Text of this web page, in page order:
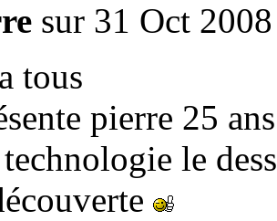
sur 31 Oct
tous
pierre 25
le